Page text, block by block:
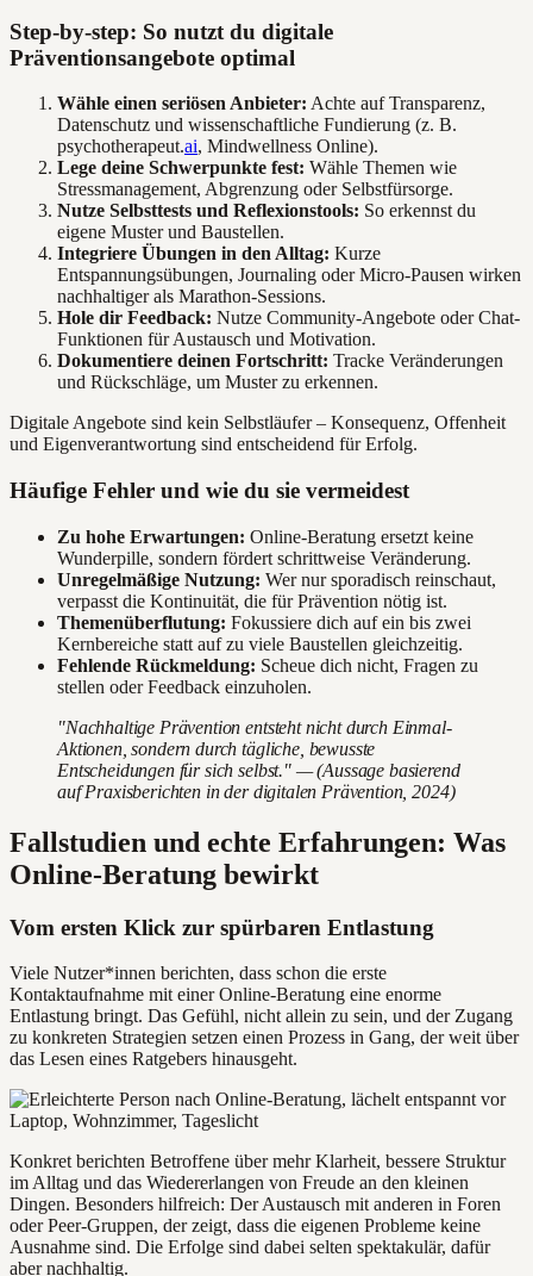
Step-by-step: So nutzt du digitale
Präventionsangebote optimal
Wähle einen seriösen Anbieter: Achte auf Transparenz,
Datenschutz und wissenschaftliche Fundierung (z. B.
psychotherapeut.ai, Mindwellness Online).
Lege deine Schwerpunkte fest: Wähle Themen wie
Stressmanagement, Abgrenzung oder Selbstfürsorge.
Nutze Selbsttests und Reflexionstools: So erkennst du
eigene Muster und Baustellen.
Integriere Übungen in den Alltag: Kurze
Entspannungsübungen, Journaling oder Micro-Pausen wirken
nachhaltiger als Marathon-Sessions.
Hole dir Feedback: Nutze Community-Angebote oder Chat-
Funktionen für Austausch und Motivation.
Dokumentiere deinen Fortschritt: Tracke Veränderungen
und Rückschläge, um Muster zu erkennen.
Digitale Angebote sind kein Selbstläufer – Konsequenz, Offenheit
und Eigenverantwortung sind entscheidend für Erfolg.
Häufige Fehler und wie du sie vermeidest
Zu hohe Erwartungen: Online-Beratung ersetzt keine
Wunderpille, sondern fördert schrittweise Veränderung.
Unregelmäßige Nutzung: Wer nur sporadisch reinschaut,
verpasst die Kontinuität, die für Prävention nötig ist.
Themenüberflutung: Fokussiere dich auf ein bis zwei
Kernbereiche statt auf zu viele Baustellen gleichzeitig.
Fehlende Rückmeldung: Scheue dich nicht, Fragen zu
stellen oder Feedback einzuholen.
"Nachhaltige Prävention entsteht nicht durch Einmal-
Aktionen, sondern durch tägliche, bewusste
Entscheidungen für sich selbst." — (Aussage basierend
auf Praxisberichten in der digitalen Prävention, 2024)
Fallstudien und echte Erfahrungen: Was
Online-Beratung bewirkt
Vom ersten Klick zur spürbaren Entlastung
Viele Nutzer*innen berichten, dass schon die erste
Kontaktaufnahme mit einer Online-Beratung eine enorme
Entlastung bringt. Das Gefühl, nicht allein zu sein, und der Zugang
zu konkreten Strategien setzen einen Prozess in Gang, der weit über
das Lesen eines Ratgebers hinausgeht.
Konkret berichten Betroffene über mehr Klarheit, bessere Struktur
im Alltag und das Wiedererlangen von Freude an den kleinen
Dingen. Besonders hilfreich: Der Austausch mit anderen in Foren
oder Peer-Gruppen, der zeigt, dass die eigenen Probleme keine
Ausnahme sind. Die Erfolge sind dabei selten spektakulär, dafür
aber nachhaltig.